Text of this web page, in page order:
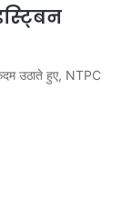
उठाते हुए, NTPC